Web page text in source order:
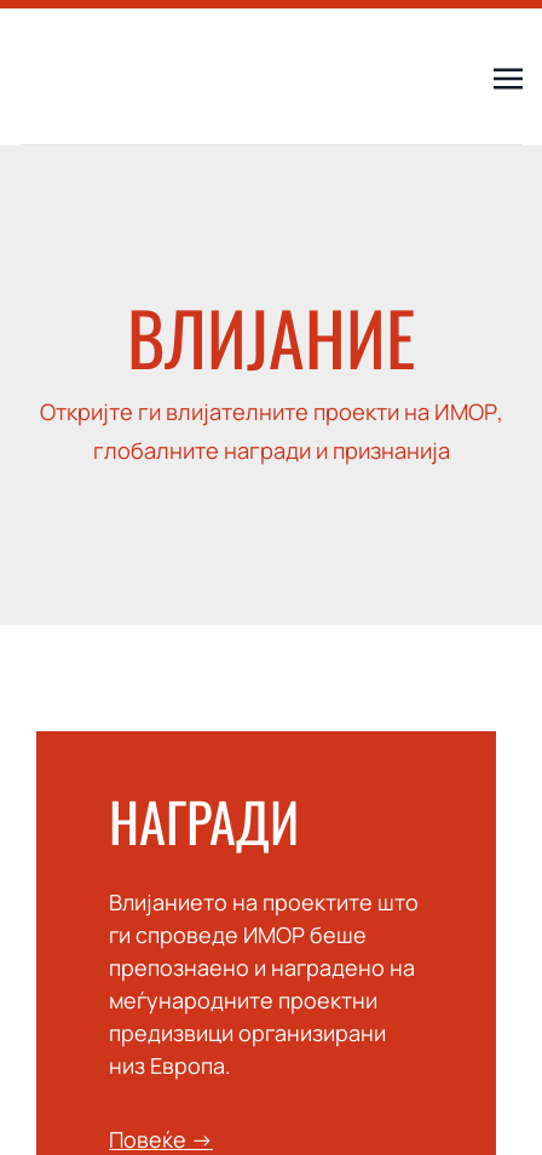
ВЛИЈАНИЕ
Откријте ги влијателните проекти на ИМОР,
глобалните награди и признанија
НАГРАДИ
Влијанието на проектите што
ги спроведе ИМОР беше
препознаено и наградено на
меѓународните проектни
предизвици организирани
низ Европа.
Повеќе →